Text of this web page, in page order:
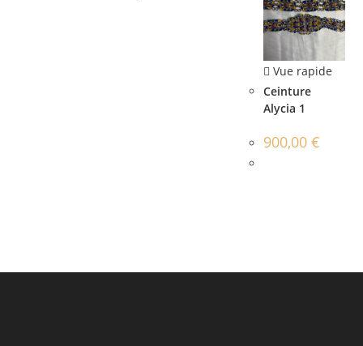
Vue rapide
Ceinture
Alycia 1
900,00 €